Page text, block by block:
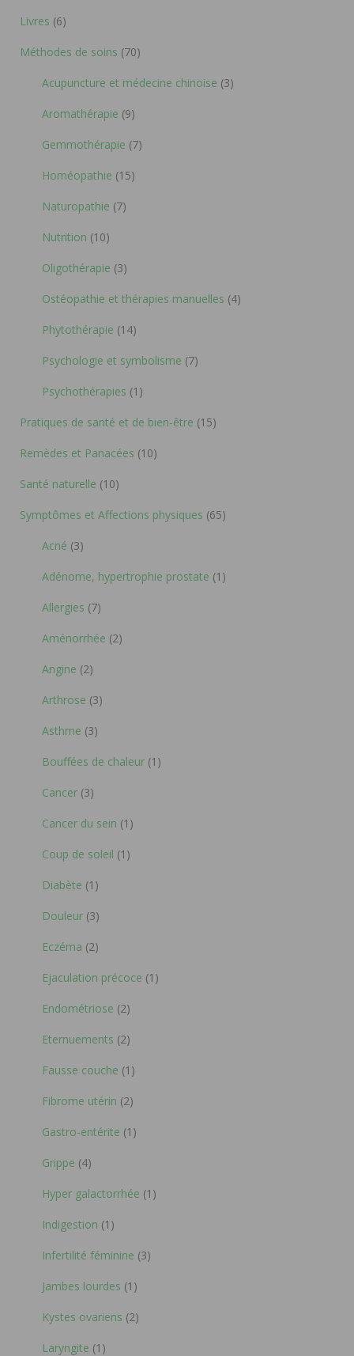
Livres (6)
Méthodes de soins (70)
Acupuncture et médecine chinoise (3)
Aromathérapie (9)
Gemmothérapie (7)
Homéopathie (15)
Naturopathie (7)
Nutrition (10)
Oligothérapie (3)
Ostéopathie et thérapies manuelles (4)
Phytothérapie (14)
Psychologie et symbolisme (7)
Psychothérapies (1)
Pratiques de santé et de bien-être (15)
Remèdes et Panacées (10)
Santé naturelle (10)
Symptômes et Affections physiques (65)
Acné (3)
Adénome, hypertrophie prostate (1)
Allergies (7)
Aménorrhée (2)
Angine (2)
Arthrose (3)
Asthme (3)
Bouffées de chaleur (1)
Cancer (3)
Cancer du sein (1)
Coup de soleil (1)
Diabète (1)
Douleur (3)
Eczéma (2)
Ejaculation précoce (1)
Endométriose (2)
Eternuements (2)
Fausse couche (1)
Fibrome utérin (2)
Gastro-entérite (1)
Grippe (4)
Hyper galactorrhée (1)
Indigestion (1)
Infertilité féminine (3)
Jambes lourdes (1)
Kystes ovariens (2)
Laryngite (1)